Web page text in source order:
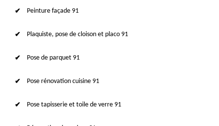
Peinture façade 91
Plaquiste, pose de cloison et placo 91
Pose de parquet 91
Pose rénovation cuisine 91
Pose tapisserie et toile de verre 91